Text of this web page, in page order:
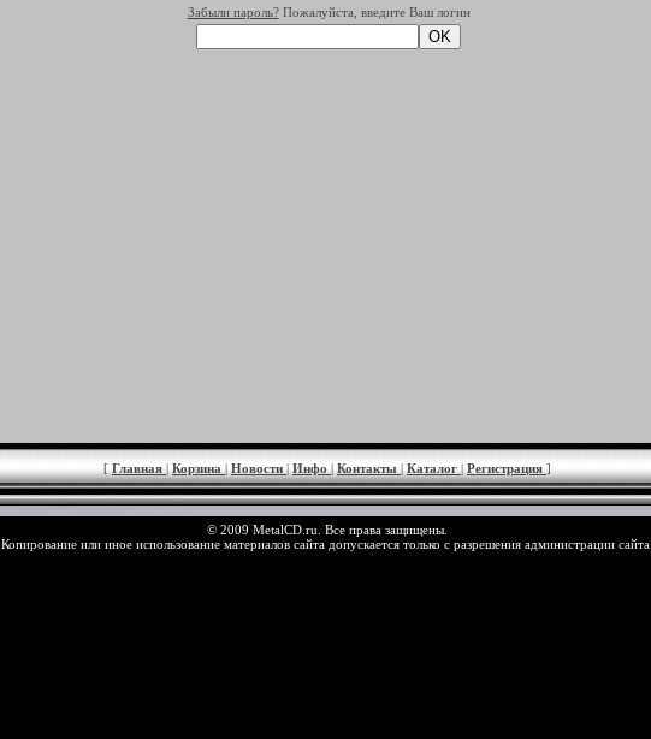
Забыли пароль?Пожалуйста, введите Ваш логин
[ Главная | Корзина | Новости | Инфо | Контакты | Каталог | Регистрация ]
© 2009 MetalCD.ru. Все права защищены.
Копирование или иное использование материалов сайта допускается только с разрешения администрации сайта.